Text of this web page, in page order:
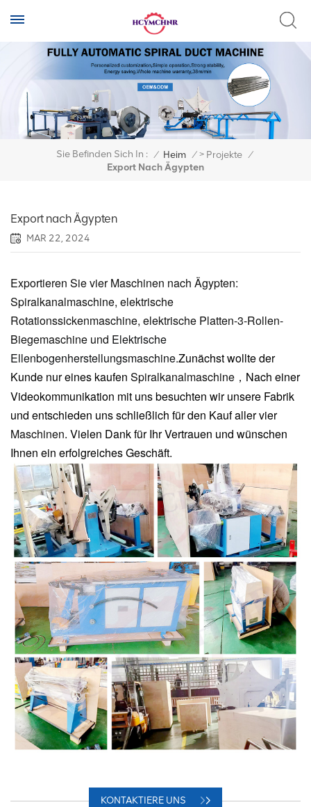
Sie Befinden Sich In : / Heim / > Projekte /
Export Nach Ägypten
Export nach Ägypten
MAR 22, 2024
Exportieren Sie vier Maschinen nach Ägypten:
Spiralkanalmaschine, elektrische
Rotationssickenmaschine, elektrische Platten-3-Rollen-
Biegemaschine und Elektrische
Ellenbogenherstellungsmaschine.Zunächst wollte der
Kunde nur eines kaufen Spiralkanalmaschine ， Nach einer
Videokommunikation mit uns besuchten wir unsere Fabrik
und entschieden uns schließlich für den Kauf aller vier
Maschinen. Vielen Dank für Ihr Vertrauen und wünschen
Ihnen ein erfolgreiches Geschäft.
KONTAKTIERE UNS